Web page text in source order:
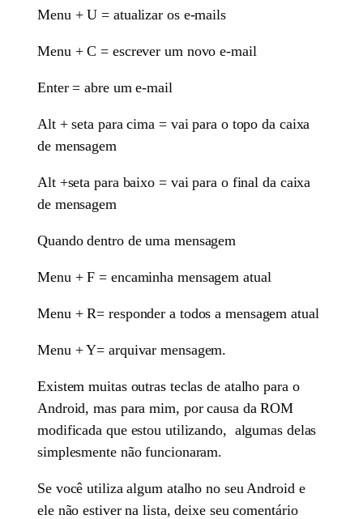
Menu + U = atualizar os e-mails
Menu + C = escrever um novo e-mail
Enter = abre um e-mail
Alt + seta para cima = vai para o topo da caixa
de mensagem
Alt +seta para baixo = vai para o final da caixa
de mensagem
Quando dentro de uma mensagem
Menu + F = encaminha mensagem atual
Menu + R= responder a todos a mensagem atual
Menu + Y= arquivar mensagem.
Existem muitas outras teclas de atalho para o
Android, mas para mim, por causa da ROM
modificada que estou utilizando, algumas delas
simplesmente não funcionaram.
Se você utiliza algum atalho no seu Android e
ele não estiver na lista, deixe seu comentário